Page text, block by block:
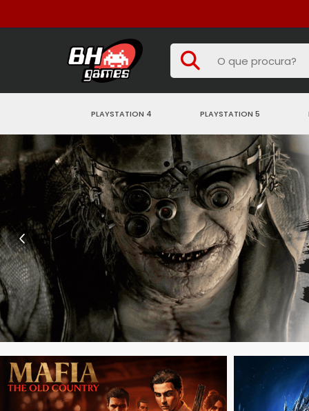
PLAYSTATION 4 PLAYSTATION 5